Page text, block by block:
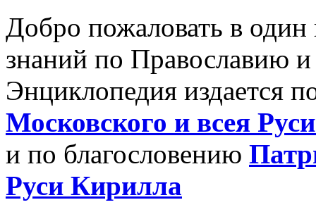
Добро пожаловать в
знаний по Православию
Энциклопедия издается
Московского и всея
и по благословению
Руси Кирилла